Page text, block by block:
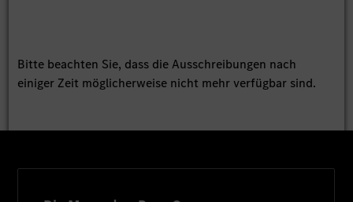
Bitte beachten Sie, dass die Ausschreibungen nach
einiger Zeit möglicherweise nicht mehr verfügbar sind.